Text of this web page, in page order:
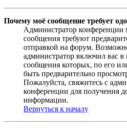
Почему моё сообщение требует
Администратор конференции
сообщения требуют
отправкой на форум.
администратор включил вас в
сообщения которых, по его
быть предварительно
Пожалуйста, свяжитесь с
конференции для получения
информации.
Вернуться к началу